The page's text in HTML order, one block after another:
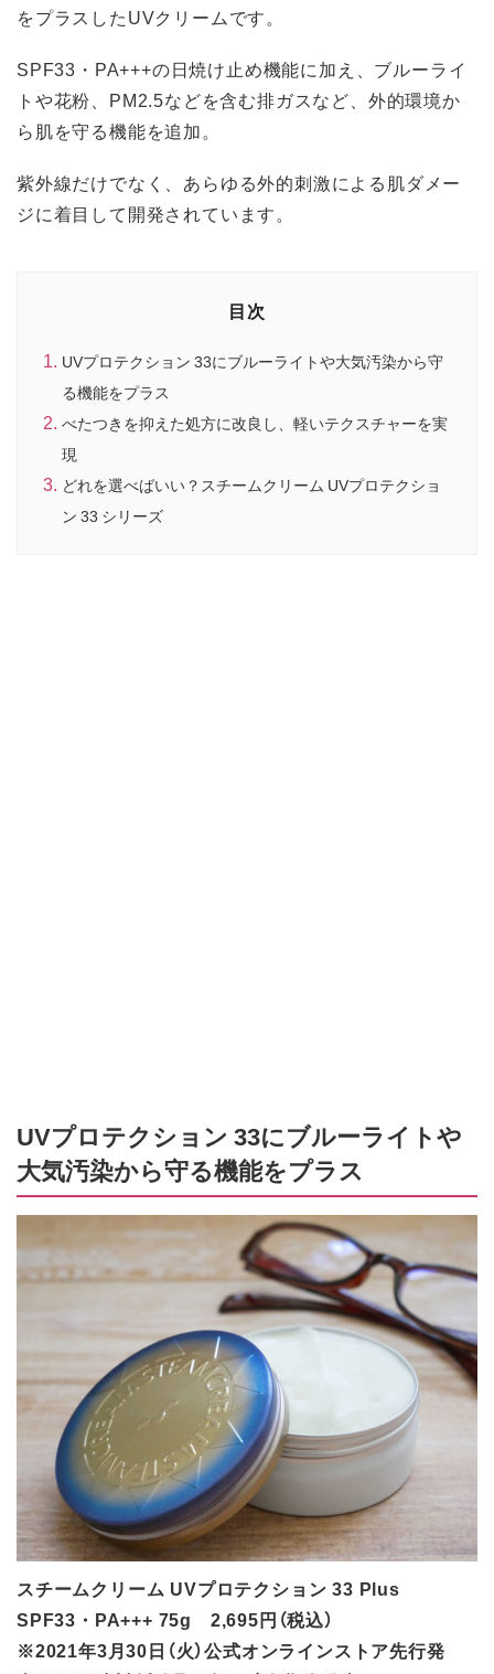
をプラスしたUVクリームです。
SPF33・PA+++の日焼け止め機能に加え、ブルーライ
トや花粉、PM2.5などを含む排ガスなど、外的環境か
ら肌を守る機能を追加。
紫外線だけでなく、あらゆる外的刺激による肌ダメー
ジに着目して開発されています。
目次
UVプロテクション 33にブルーライトや大気汚染から守
る機能をプラス
べたつきを抑えた処方に改良し、軽いテクスチャーを実
現
どれを選べばいい？スチームクリーム UVプロテクショ
ン 33 シリーズ
UVプロテクション 33にブルーライトや
大気汚染から守る機能をプラス
スチームクリーム UVプロテクション 33 Plus
SPF33・PA+++ 75g 2,695円（税込）
※2021年3月30日（火）公式オンラインストア先行発